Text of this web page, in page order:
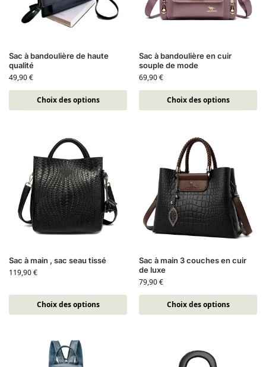
Sac à bandoulière de haute
qualité
49,90€
Choix des options
Sac à bandoulière en cuir
souple de mode
69,90€
Choix des options
Sac à main , sac seau tissé
119,90€
Choix des options
Sac à main 3 couches en cuir
de luxe
79,90€
Choix des options